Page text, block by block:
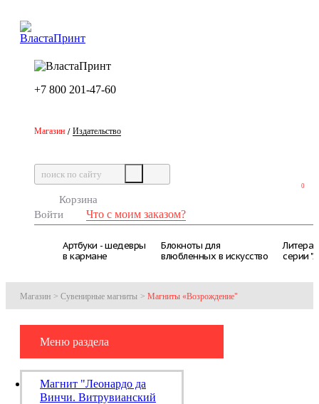
+7 800 201-47-60
Магазин / Издательство
0
Корзина
Войти
Что с моим заказом?
Артбуки - шедевры
в кармане
Блокноты для
влюбленных в искусство
серии
Магазин > Сувенирные магниты > Магниты «Возрождение"
Меню раздела
Магнит "Леонардо да
Винчи. Витрувианский